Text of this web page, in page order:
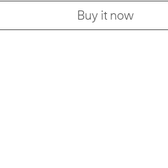
Buy it now